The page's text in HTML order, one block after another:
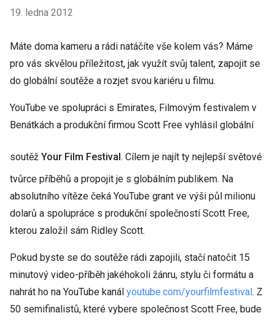
19. ledna 2012
Máte doma kameru a rádi natáčíte vše kolem vás? Máme
pro vás skvělou příležitost, jak využít svůj talent, zapojit se
do globální soutěže a rozjet svou kariéru u filmu.
YouTube ve spolupráci s Emirates, Filmovým festivalem v
Benátkách a produkční firmou Scott Free vyhlásil globální
soutěž Your Film Festival. Cílem je najít ty nejlepší světové
tvůrce příběhů a propojit je s globálním publikem. Na
absolutního vítěze čeká YouTube grant ve výši půl milionu
dolarů a spolupráce s produkční společností Scott Free,
kterou založil sám Ridley Scott.
Pokud byste se do soutěže rádi zapojili, stačí natočit 15
minutový video-příběh jakéhokoli žánru, stylu či formátu a
nahrát ho na YouTube kanál youtube.com/yourfilmfestival. Z
50 semifinalistů, které vybere společnost Scott Free, bude